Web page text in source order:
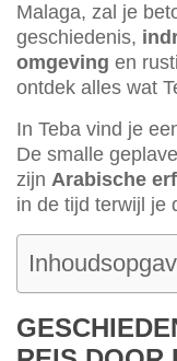
Malaga, zal je
geschiedenis,
omgeving en
ontdek alles wat
In Teba vind je
De smalle
zijn Arabische
in de tijd terwijl je